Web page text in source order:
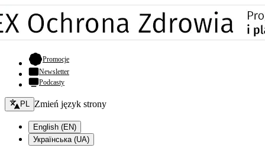
Promocje- otwiera się w nowej karcie
Newsletter
Podcasty
Zmień język - bieżący:
PL Zmień język strony
English (EN)
Українська (UA)